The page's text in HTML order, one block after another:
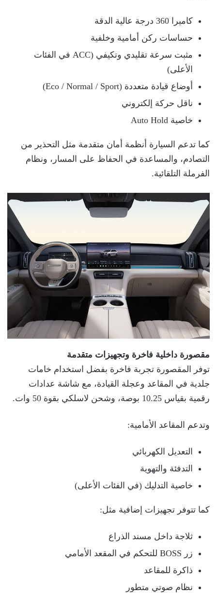
كاميرا 360 درجة عالية الدقة
حساسات ركن أمامية وخلفية
مثبت سرعة تقليدي وتكيفي (ACC في الفئات
الأعلى)
أوضاع قيادة متعددة (Eco / Normal / Sport)
ناقل حركة إلكتروني
خاصية Auto Hold
كما تدعم السيارة أنظمة أمان متقدمة مثل التحذير من
التصادم، والمساعدة في الحفاظ على المسار، ونظام
الفرملة التلقائية.
مقصورة داخلية فاخرة وتجهيزات متقدمة
توفر المقصورة تجربة فاخرة بفضل استخدام خامات
جلدية في المقاعد وعجلة القيادة، مع شاشة عدادات
رقمية بقياس 10.25 بوصة، وشحن لاسلكي بقوة 50 وات.
وتدعم المقاعد الأمامية:
التعديل الكهربائي
التدفئة والتهوية
خاصية التدليك (في الفئات الأعلى)
كما تتوفر تجهيزات إضافية مثل:
ثلاجة داخل مسند الذراع
زر BOSS للتحكم في المقعد الأمامي
ذاكرة للمقاعد
نظام صوتي متطور